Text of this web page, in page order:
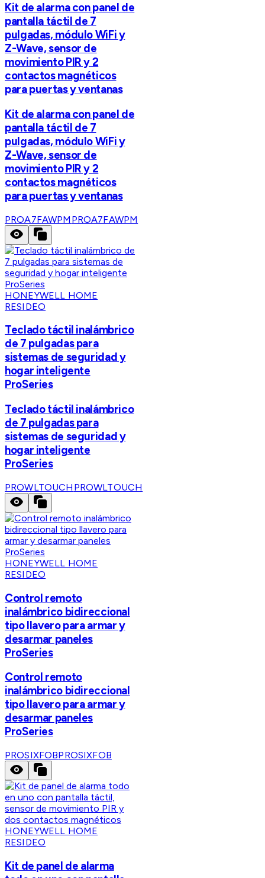
Kit de alarma con panel de
pantalla táctil de 7
pulgadas, módulo WiFi y
Z-Wave, sensor de
movimiento PIR y 2
contactos magnéticos
para puertas y ventanas
Kit de alarma con panel de
pantalla táctil de 7
pulgadas, módulo WiFi y
Z-Wave, sensor de
movimiento PIR y 2
contactos magnéticos
para puertas y ventanas
PROA7FAWPM PROA7FAWPM
HONEYWELL HOME
RESIDEO
Teclado táctil inalámbrico
de 7 pulgadas para
sistemas de seguridad y
hogar inteligente
ProSeries
Teclado táctil inalámbrico
de 7 pulgadas para
sistemas de seguridad y
hogar inteligente
ProSeries
PROWLTOUCH PROWLTOUCH
HONEYWELL HOME
RESIDEO
Control remoto
inalámbrico bidireccional
tipo llavero para armar y
desarmar paneles
ProSeries
Control remoto
inalámbrico bidireccional
tipo llavero para armar y
desarmar paneles
ProSeries
PROSIXFOBPROSIXFOB
HONEYWELL HOME
RESIDEO
Kit de panel de alarma